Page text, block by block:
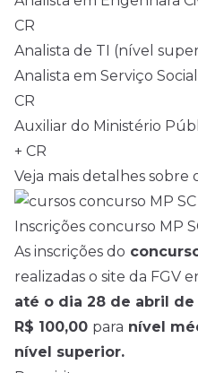
CR
Analista de TI (nível
Analista em Serviço
CR
Auxiliar do Ministério
+ CR
Veja mais detalhes sobre
Inscrições concurso MP
As inscrições do
realizadas o site da FGV
até o dia 28 de abril de
R$ 100,00 para nível
nível superior.